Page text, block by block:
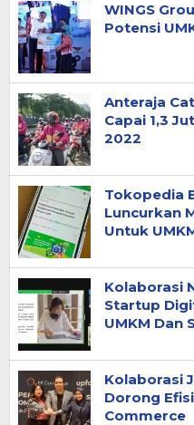
WINGS
Potensi
Anteraja
Capai 1,3
2022
Tokopedia
Luncurkan
Untuk
Kolaborasi
Startup
UMKM Dan
Kolaborasi
Dorong
Commerce